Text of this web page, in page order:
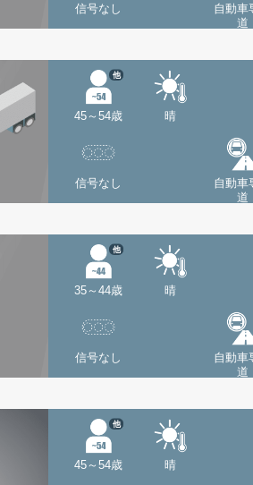
信号なし
自動車
道
45～54歳
他
晴
信号なし
自動車
道
35～44歳
他
晴
信号なし
自動車
道
45～54歳
他
晴